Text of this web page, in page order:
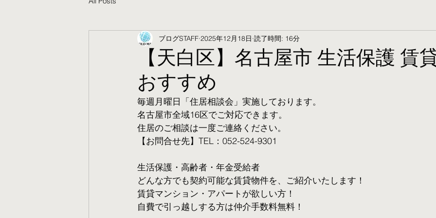
【天白区】名古屋市 生活保護 賃
おすすめ
ブログSTAFF 2025年12月18日 読了時間: 16分
毎週月曜日「住居相談会」実施しております。
名古屋市全域16区でご対応できます。
住居のご相談は一度ご連絡ください。
【お問合せ先】TEL：052-524-9301
生活保護・高齢者・年金受給者
​どんな方でも契約可能な賃貸物件を、ご紹介いたします！
賃貸マンション・アパートが欲しい方！
自費で引っ越しする方は仲介手数料無料！